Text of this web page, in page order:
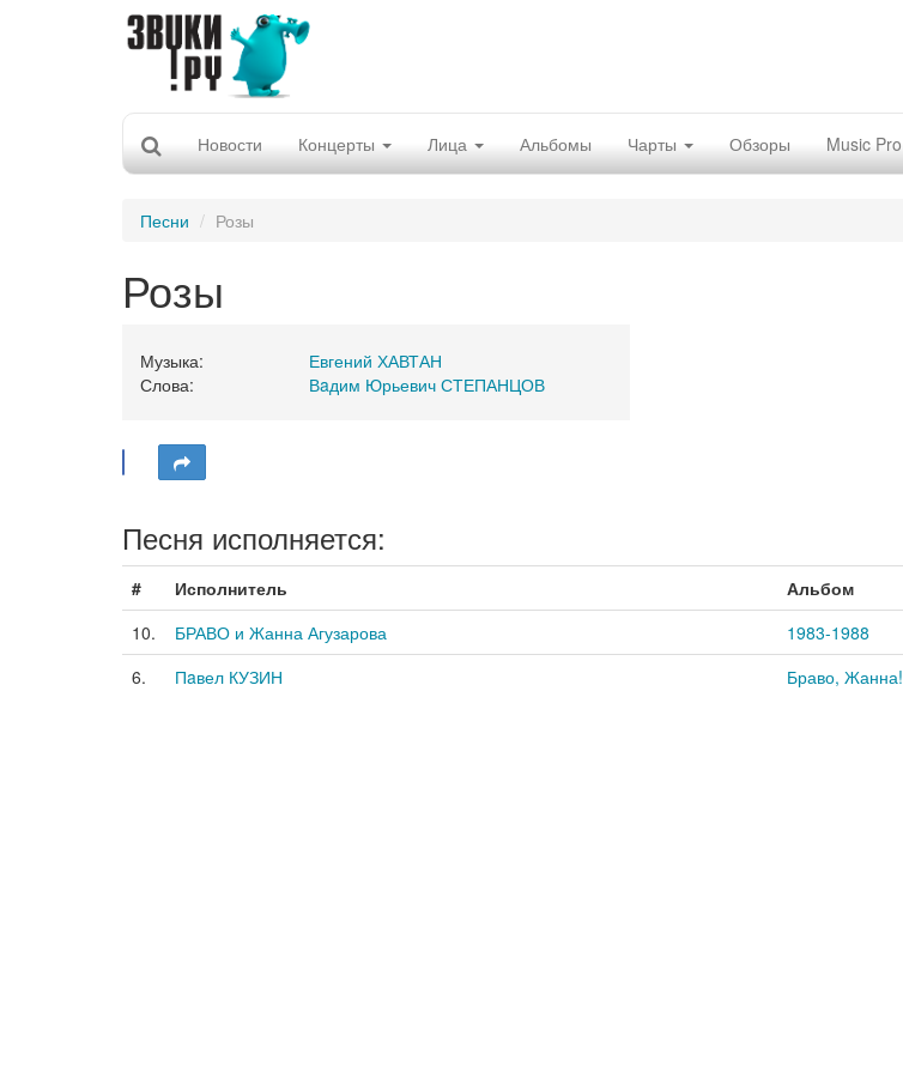
Новости Концерты Лица Альбомы Чарты Обзоры Music Pro
Песни Розы
Розы
Музыка:
Евгений ХАВТАН
Слова:
Вaдим Юрьевич СТЕПАНЦОВ
Песня исполняется:
# Исполнитель
Альбом
10.
БРАВО и Жанна Агузарова
1983-1988
6.
Пaвел КУЗИН Браво, Жанна!